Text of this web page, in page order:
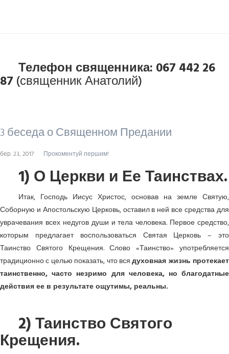
Телефон священника: 067 442 26
87 (священник Анатолий)
3 беседа о Священном Предании
бер. 23, 2017 Прокоментуй першим!
1) О Церкви и Ее Таинствах.
Итак, Господь Иисус Христос, основав на земле Святую,
Соборную и Апостольскую Церковь, оставил в ней все средства для
уврачевания всех недугов души и тела человека. Первое средство,
которым предлагает воспользоваться Святая Церковь – это
Таинство Святого Крещения. Слово «Таинство» употребляется
традиционно с целью показать, что всядуховная жизнь протекает
таинственно, часто незримо для человека, но благодатные
действия ее в результате ощутимы, реальны.
2) Таинство Святого
Крещения.